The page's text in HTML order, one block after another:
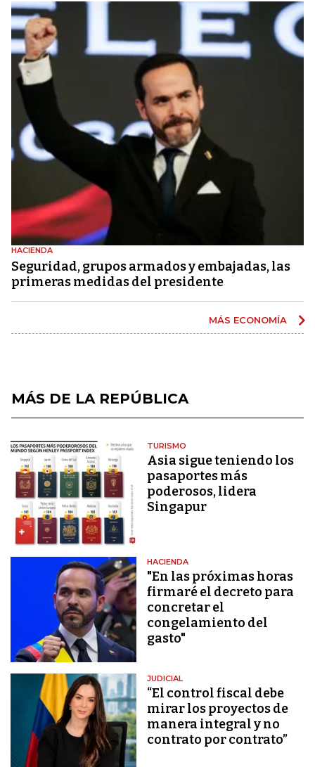
HACIENDA
Seguridad, grupos armados y embajadas, las
primeras medidas del presidente
MÁS ECONOMÍA
MÁS DE LA REPÚBLICA
TURISMO
Asia sigue teniendo los
pasaportes más
poderosos, lidera
Singapur
HACIENDA
"En las próximas horas
firmaré el decreto para
concretar el
congelamiento del
gasto"
JUDICIAL
“El control fiscal debe
mirar los proyectos de
manera integral y no
contrato por contrato”